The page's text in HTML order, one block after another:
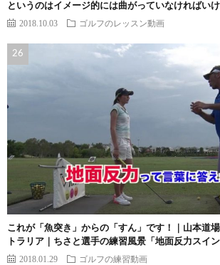
というのはイメージ的には曲がっていなければいけ
2018.10.03 ゴルフのレッスン動画
これが「魚突き」からの「すん」です！｜山本道
トラリア｜ちさと選手の練習風景「地面反力スイ
2018.01.29 ゴルフの練習動画